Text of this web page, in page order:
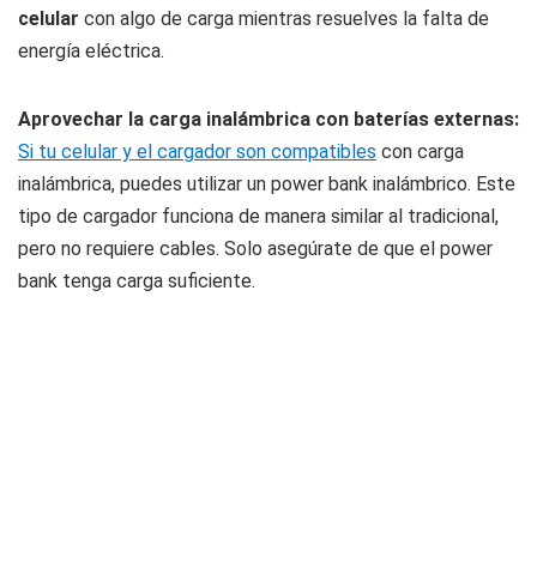
celular con algo de carga mientras resuelves la falta de
energía eléctrica.
Aprovechar la carga inalámbrica con baterías externas:
Si tu celular y el cargador son compatibles con carga
inalámbrica, puedes utilizar un power bank inalámbrico. Este
tipo de cargador funciona de manera similar al tradicional,
pero no requiere cables. Solo asegúrate de que el power
bank tenga carga suficiente.